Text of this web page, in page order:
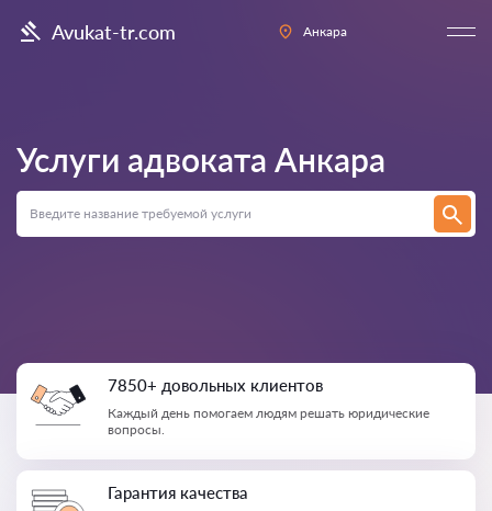
Avukat-tr.com Анкара
Услуги адвоката Анкара
7850+ довольных клиентов
Каждый день помогаем людям решать юридические
вопросы.
Гарантия качества